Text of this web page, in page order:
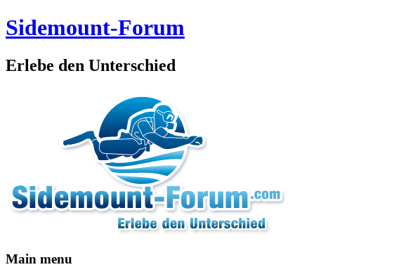
Sidemount-Forum
Erlebe den Unterschied
Main menu